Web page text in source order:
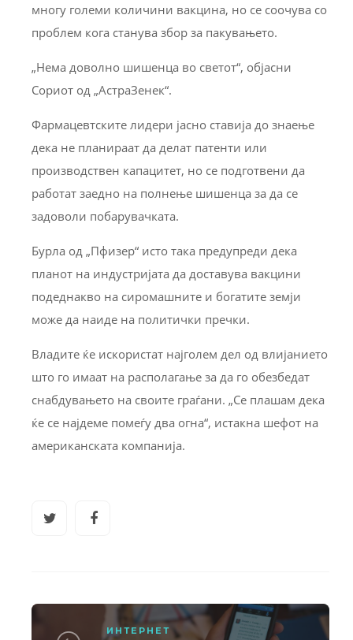
многу големи количини вакцина, но се соочува со
проблем кога станува збор за пакувањето.
„Нема доволно шишенца во светот“, објасни
Сориот од „АстраЗенек“.
Фармацевтските лидери јасно ставија до знаење
дека не планираат да делат патенти или
производствен капацитет, но се подготвени да
работат заедно на полнење шишенца за да се
задоволи побарувачката.
Бурла од „Пфизер“ исто така предупреди дека
планот на индустријата да доставува вакцини
подеднакво на сиромашните и богатите земји
може да наиде на политички пречки.
Владите ќе искористат најголем дел од влијанието
што го имаат на располагање за да го обезбедат
снабдувањето на своите граѓани. „Се плашам дека
ќе се најдеме помеѓу два огна“, истакна шефот на
американската компанија.
ИНТЕРНЕТ